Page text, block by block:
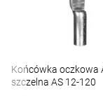
Końcówka oczkowa
szczelna AS 12-120